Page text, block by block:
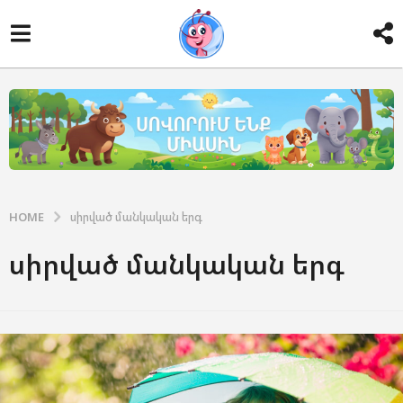
HOME սիրված մանկական երգ
սիրված մանկական երգ